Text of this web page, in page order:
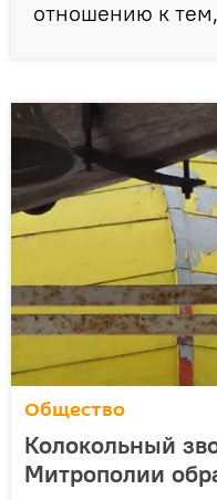
отношению к
Общество
Колокольный
Митрополии